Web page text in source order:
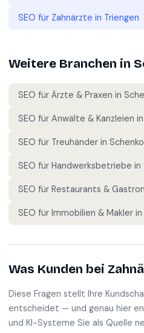
SEO für Zahnärzte in Triengen
Weitere Branchen in
SEO für Ärzte & Praxen in
SEO für Anwälte & Kanzleien in
SEO für Treuhänder in
SEO für Handwerksbetriebe in
SEO für Restaurants &
SEO für Immobilien & Makler in
Was Kunden bei
Diese Fragen stellt Ihre
entscheidet — und genau hier
und KI-Systeme Sie als Quelle